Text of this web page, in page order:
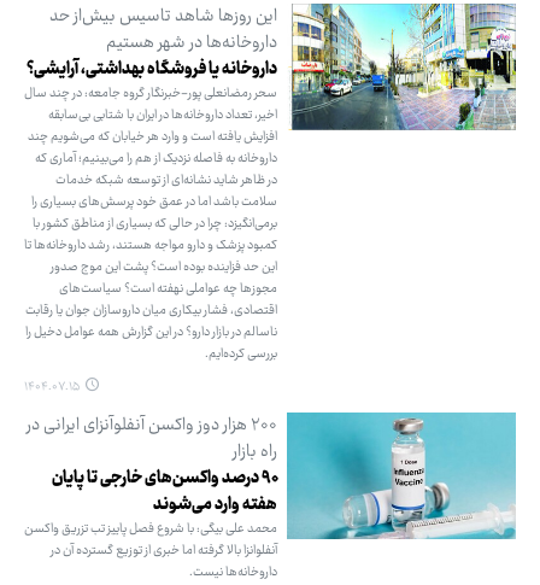
این روزها شاهد تاسیس بیش‌از حد
داروخانه‌ها در شهر هستیم
داروخانه یا فروشگاه بهداشتی، آرایشی؟
سحر رمضانعلی پور-خبرنگار گروه جامعه: در چند سال
اخیر، تعداد داروخانه‌ها در ایران با شتابی بی‌سابقه
افزایش یافته است و وارد هر خیابان که می‌شویم چند
داروخانه به فاصله نزدیک از هم را می‌بینیم؛ آماری که
در ظاهر شاید نشانه‌ای از توسعه شبکه خدمات
سلامت باشد اما در عمق خود پرسش‌های بسیاری را
برمی‌انگیزد: چرا در حالی که بسیاری از مناطق کشور با
کمبود پزشک و دارو مواجه هستند، رشد داروخانه‌ها تا
این حد فزاینده بوده است؟ پشت این موج صدور
مجوزها چه عواملی نهفته است؟ سیاست‌های
اقتصادی، فشار بیکاری میان داروسازان جوان یا رقابت
ناسالم در بازار دارو؟ در این گزارش همه عوامل دخیل را
بررسی کرده‌ایم.
۱۴۰۴.۰۷.۱۵
۲۰۰ هزار دوز واکسن آنفلوآنزای ایرانی در
راه بازار
۹۰ درصد واکسن‌های خارجی تا پایان
هفته وارد می‌شوند
محمد علی بیگی: با شروع فصل پاییز تب تزریق واکسن
آنفلوانزا بالا گرفته اما خبری از توزیع گسترده آن در
داروخانه‌ها نیست.